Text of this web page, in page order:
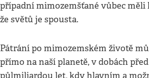
případní mimozemšťané vůbec měli
že světů je spousta.
Pátrání po mimozemském životě
přímo na naší planetě, v dobách
půlmiliardou let, kdy hlavním a